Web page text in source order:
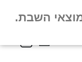
סל קניות
השבת.